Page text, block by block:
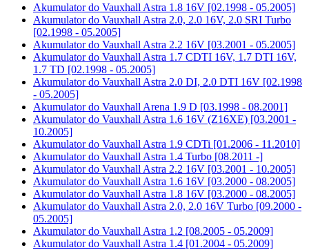
Akumulator do Vauxhall Astra 1.8 16V [02.1998 - 05.2005]
Akumulator do Vauxhall Astra 2.0, 2.0 16V, 2.0 SRI Turbo
[02.1998 - 05.2005]
Akumulator do Vauxhall Astra 2.2 16V [03.2001 - 05.2005]
Akumulator do Vauxhall Astra 1.7 CDTI 16V, 1.7 DTI 16V,
1.7 TD [02.1998 - 05.2005]
Akumulator do Vauxhall Astra 2.0 DI, 2.0 DTI 16V [02.1998
- 05.2005]
Akumulator do Vauxhall Arena 1.9 D [03.1998 - 08.2001]
Akumulator do Vauxhall Astra 1.6 16V (Z16XE) [03.2001 -
10.2005]
Akumulator do Vauxhall Astra 1.9 CDTi [01.2006 - 11.2010]
Akumulator do Vauxhall Astra 1.4 Turbo [08.2011 -]
Akumulator do Vauxhall Astra 2.2 16V [03.2001 - 10.2005]
Akumulator do Vauxhall Astra 1.6 16V [03.2000 - 08.2005]
Akumulator do Vauxhall Astra 1.8 16V [03.2000 - 08.2005]
Akumulator do Vauxhall Astra 2.0, 2.0 16V Turbo [09.2000 -
05.2005]
Akumulator do Vauxhall Astra 1.2 [08.2005 - 05.2009]
Akumulator do Vauxhall Astra 1.4 [01.2004 - 05.2009]